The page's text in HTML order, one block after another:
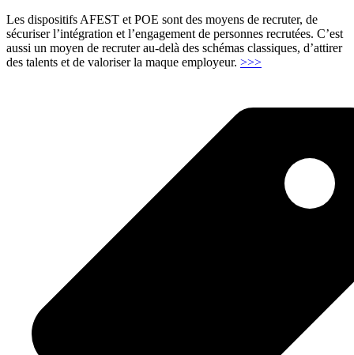
Les dispositifs AFEST et POE sont des moyens de recruter, de
sécuriser l’intégration et l’engagement de personnes recrutées. C’est
aussi un moyen de recruter au-delà des schémas classiques, d’attirer
des talents et de valoriser la maque employeur. >>>"Valorisez,